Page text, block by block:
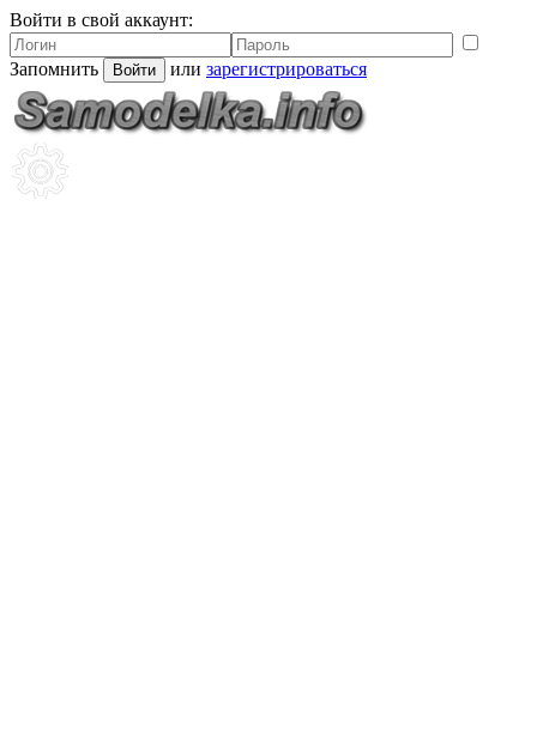
Войти в свой аккаунт:
Запомнить Войти или зарегистрироваться